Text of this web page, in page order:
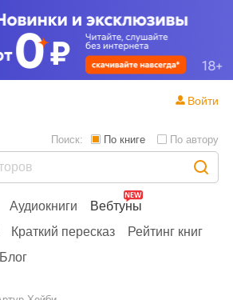
Аудиокниги
Вебтуны
Краткий пересказ
Рейтинг книг
Блог
Поиск: По книге По автору
Войти